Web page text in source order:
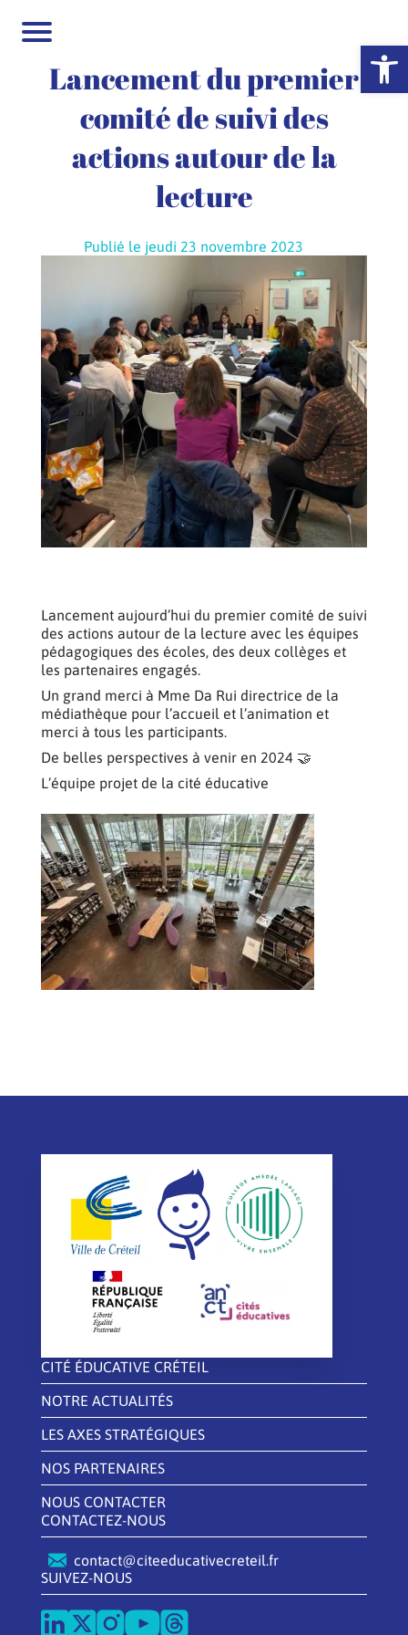
Ouvrir
Lancement du premier
comité de suivi des
actions autour de la
lecture
Publié le jeudi 23 novembre 2023
Lancement aujourd’hui du premier comité de suivi
des actions autour de la lecture avec les équipes
pédagogiques des écoles, des deux collèges et
les partenaires engagés.
Un grand merci à Mme Da Rui directrice de la
médiathèque pour l’accueil et l’animation et
merci à tous les participants.
De belles perspectives à venir en 2024 🤝
L’équipe projet de la cité éducative
CITÉ ÉDUCATIVE CRÉTEIL
NOTRE ACTUALITÉS
LES AXES STRATÉGIQUES
NOS PARTENAIRES
NOUS CONTACTER
CONTACTEZ-NOUS
contact@citeeducativecreteil.fr
SUIVEZ-NOUS